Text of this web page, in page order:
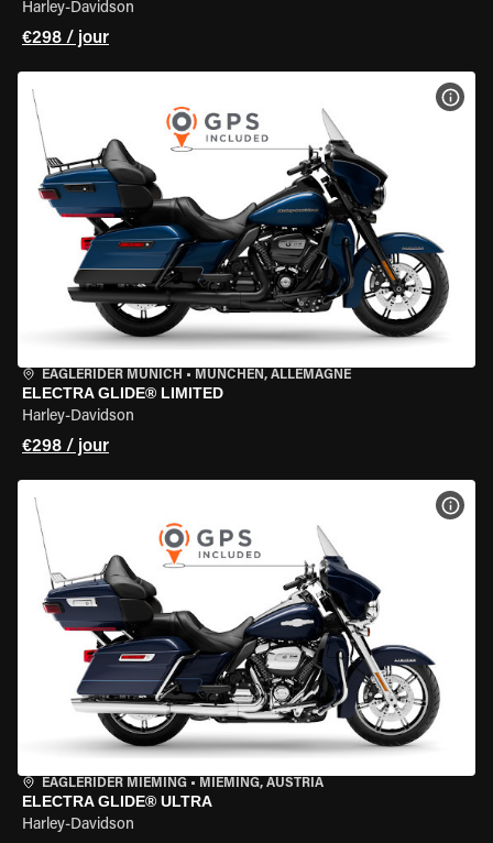
Harley-Davidson
€298 / jour
EAGLERIDER MUNICH • MÜNCHEN, ALLEMAGNE
ELECTRA GLIDE® LIMITED
Harley-Davidson
€298 / jour
EAGLERIDER MIEMING • MIEMING, AUSTRIA
ELECTRA GLIDE® ULTRA
Harley-Davidson